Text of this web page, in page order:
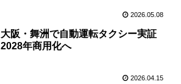
2026.05.08
大阪・舞洲で自動運転タクシー実証
2028年商用化へ
2026.04.15